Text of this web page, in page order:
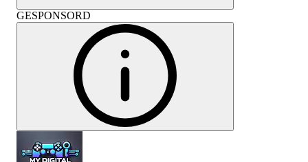
GESPONSORD